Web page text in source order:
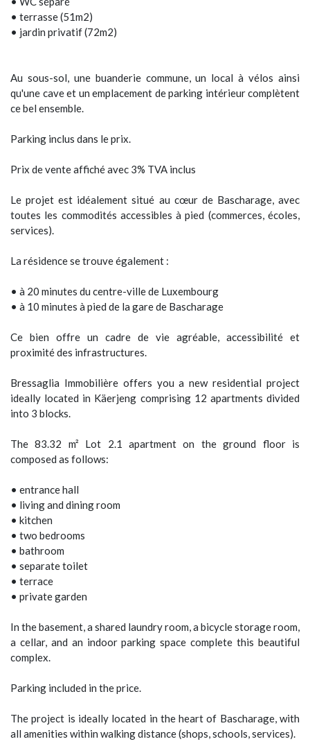
• terrasse (51m2)
• jardin privatif (72m2)
Au sous-sol, une buanderie commune, un local à vélos ainsi
qu'une cave et un emplacement de parking intérieur complètent
ce bel ensemble.
Parking inclus dans le prix.
Prix de vente affiché avec 3% TVA inclus
Le projet est idéalement situé au cœur de Bascharage, avec
toutes les commodités accessibles à pied (commerces, écoles,
services).
La résidence se trouve également :
• à 20 minutes du centre-ville de Luxembourg
• à 10 minutes à pied de la gare de Bascharage
Ce bien offre un cadre de vie agréable, accessibilité et
proximité des infrastructures.
Bressaglia Immobilière offers you a new residential project
ideally located in Käerjeng comprising 12 apartments divided
into 3 blocks.
The 83.32 m² Lot 2.1 apartment on the ground floor is
composed as follows:
• entrance hall
• living and dining room
• kitchen
• two bedrooms
• bathroom
• separate toilet
• terrace
• private garden
In the basement, a shared laundry room, a bicycle storage room,
a cellar, and an indoor parking space complete this beautiful
complex.
Parking included in the price.
The project is ideally located in the heart of Bascharage, with
all amenities within walking distance (shops, schools, services).